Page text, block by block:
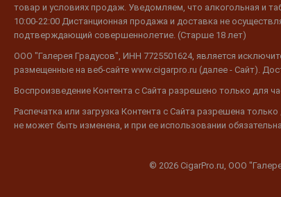
товар и условиях продаж. Уведомляем, что алкогольная и
10:00-22:00 Дистанционная продажа и доставка не
подтверждающий совершеннолетие. (Старше 18 лет)
ООО "Галерея Градусов", ИНН 7725501624, является
размещенные на веб-сайте www.cigarpro.ru (далее - Сайт).
Воспроизведение Контента с Сайта разрешено только для
Распечатка или загрузка Контента с Сайта разрешена
не может быть изменена, и при ее использовании
© 2026 CigarPro.ru, ООО